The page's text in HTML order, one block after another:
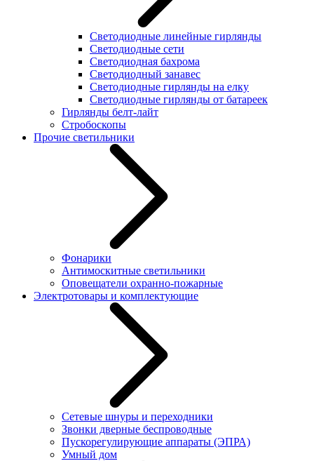
Светодиодные линейные гирлянды
Светодиодные сети
Светодиодная бахрома
Светодиодный занавес
Светодиодные гирлянды на елку
Светодиодные гирлянды от батареек
Гирлянды белт-лайт
Стробоскопы
Прочие светильники
Фонарики
Антимоскитные светильники
Оповещатели охранно-пожарные
Электротовары и комплектующие
Сетевые шнуры и переходники
Звонки дверные беспроводные
Пускорегулирующие аппараты (ЭПРА)
Умный дом